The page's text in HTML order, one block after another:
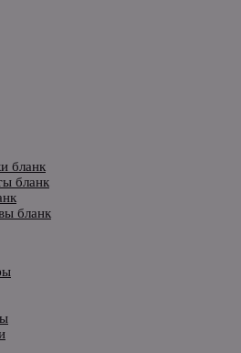
бланк
бланк
бланк